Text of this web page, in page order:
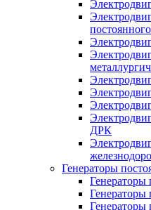
ДРК
Генераторы
Генераторы
Генераторы